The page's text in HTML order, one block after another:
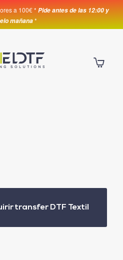
a 100€ * Pide antes de las 12:00 y
mañana*
transfer DTF Textil